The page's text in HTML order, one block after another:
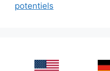
potentiels